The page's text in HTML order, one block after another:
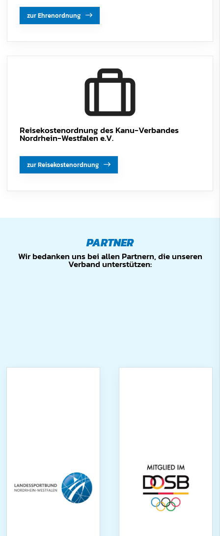
zur Ehrenordnung
Reisekostenordnung des Kanu-Verbandes
Nordrhein-Westfalen e.V.
zur Reisekostenordnung
PARTNER
Wir bedanken uns bei allen Partnern, die unseren
Verband unterstützen: